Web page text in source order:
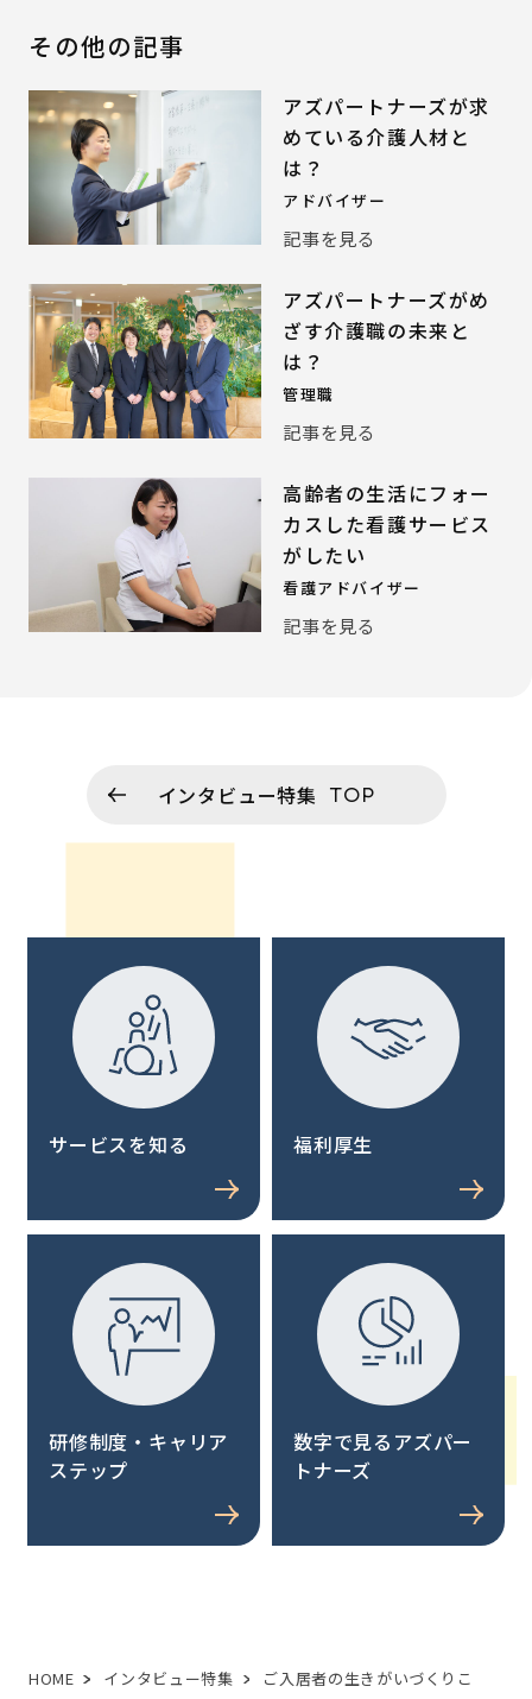
その他の記事
アズパートナーズが求
めている介護人材と
は？
アドバイザー
記事を見る
アズパートナーズがめ
ざす介護職の未来と
は？
管理職
記事を見る
高齢者の生活にフォー
カスした看護サービス
がしたい
看護アドバイザー
記事を見る
インタビュー特集 TOP
サービスを知る 福利厚生
研修制度・キャリア
ステップ
数字で見るアズパー
トナーズ
HOME インタビュー特集 ご入居者の生きがいづくりこ